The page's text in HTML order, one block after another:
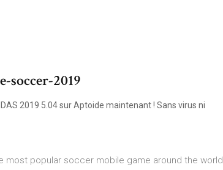
2019
2019 5.04 sur Aptoide maintenant ! Sans virus ni
most popular soccer mobile game around the world